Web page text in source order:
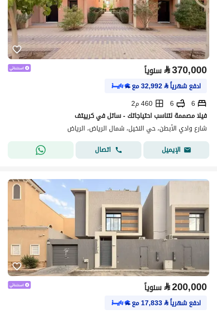
⃁370,000 سنوياً
ادفع شهرياً⃁
32,992مع
6
6
460 م2
فيلا مصممة لتناسب احتياجاتك - ساتل في كرييتف
شارع وادي الأبطن، حي النخيل، شمال الرياض، الرياض
الإيميل
اتصال
⃁200,000 سنوياً
ادفع شهرياً⃁
17,833مع